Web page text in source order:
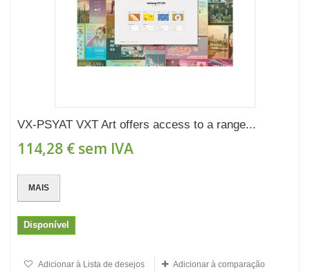
VX-PSYAT VXT Art offers access to a range...
114,28 € sem IVA
MAIS
Disponível
Adicionar à Lista de desejos Adicionar à comparação